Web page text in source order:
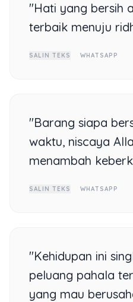
"Hati yang bersih
terbaik menuju
SALIN TEKS WHATSAPP
"Barang siapa
waktu, niscaya
menambah
SALIN TEKS WHATSAPP
"Kehidupan ini
peluang pahala
yang mau